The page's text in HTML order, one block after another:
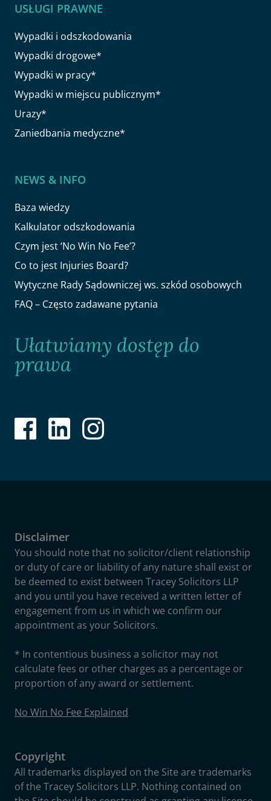
USŁUGI PRAWNE
Wypadki i odszkodowania
Wypadki drogowe*
Wypadki w pracy*
Wypadki w miejscu publicznym*
Urazy*
Zaniedbania medyczne*
NEWS & INFO
Baza wiedzy
Kalkulator odszkodowania
Czym jest ‘No Win No Fee’?
Co to jest Injuries Board?
Wytyczne Rady Sądowniczej ws. szkód osobowych
FAQ – Często zadawane pytania
Ułatwiamy dostęp do
prawa
Disclaimer
You should note that no solicitor/client relationship
or duty of care or liability of any nature shall exist or
be deemed to exist between Tracey Solicitors LLP
and you until you have received a written letter of
engagement from us in which we confirm our
appointment as your Solicitors.
* In contentious business a solicitor may not
calculate fees or other charges as a percentage or
proportion of any award or settlement.
No Win No Fee Explained
Copyright
All trademarks displayed on the Site are trademarks
of the Tracey Solicitors LLP. Nothing contained on